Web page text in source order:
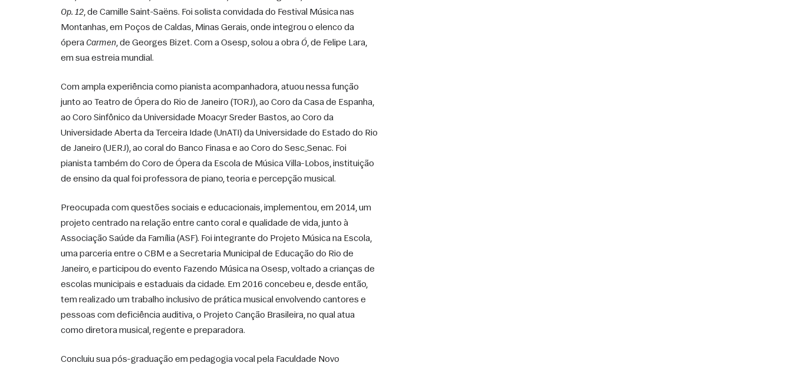
Op. 12, de Camille Saint-Saëns. Foi solista convidada do Festival Música nas
Montanhas, em Poços de Caldas, Minas Gerais, onde integrou o elenco da
ópera Carmen, de Georges Bizet. Com a Osesp, solou a obra Ó, de Felipe Lara,
em sua estreia mundial.
Com ampla experiência como pianista acompanhadora, atuou nessa função
junto ao Teatro de Ópera do Rio de Janeiro (TORJ), ao Coro da Casa de Espanha,
ao Coro Sinfônico da Universidade Moacyr Sreder Bastos, ao Coro da
Universidade Aberta da Terceira Idade (UnATI) da Universidade do Estado do Rio
de Janeiro (UERJ), ao coral do Banco Finasa e ao Coro do Sesc_Senac. Foi
pianista também do Coro de Ópera da Escola de Música Villa-Lobos, instituição
de ensino da qual foi professora de piano, teoria e percepção musical.
Preocupada com questões sociais e educacionais, implementou, em 2014, um
projeto centrado na relação entre canto coral e qualidade de vida, junto à
Associação Saúde da Família (ASF). Foi integrante do Projeto Música na Escola,
uma parceria entre o CBM e a Secretaria Municipal de Educação do Rio de
Janeiro, e participou do evento Fazendo Música na Osesp, voltado a crianças de
escolas municipais e estaduais da cidade. Em 2016 concebeu e, desde então,
tem realizado um trabalho inclusivo de prática musical envolvendo cantores e
pessoas com deficiência auditiva, o Projeto Canção Brasileira, no qual atua
como diretora musical, regente e preparadora.
Concluiu sua pós-graduação em pedagogia vocal pela Faculdade Novo